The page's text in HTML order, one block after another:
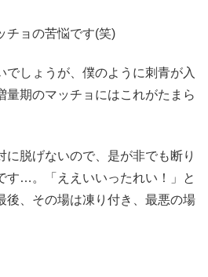
チョの苦悩です(笑)
でしょうが、僕のように刺青が入
量期のマッチョにはこれがたまら
に脱げないので、是が非でも断り
す…。「ええいいったれい！」と
後、その場は凍り付き、最悪の場